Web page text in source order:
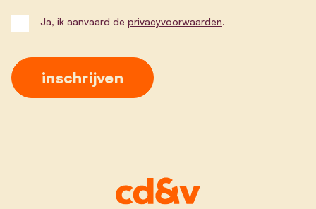
Ja, ik aanvaard de privacyvoorwaarden.